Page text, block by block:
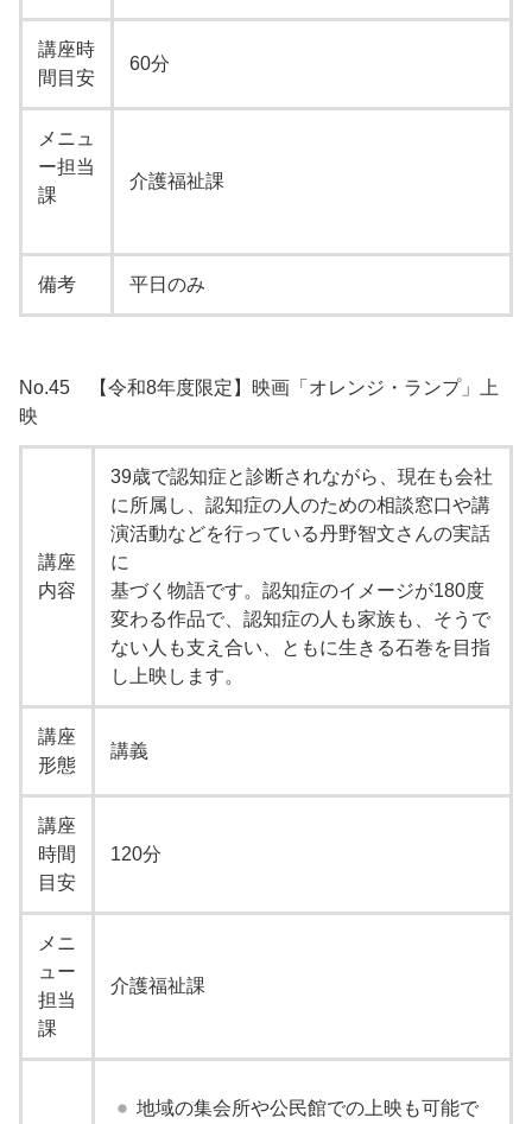
講座時
間目安
60分
メニュ
ー担当
課
介護福祉課
備考 平日のみ
No.45 【令和8年度限定】映画「オレンジ・ランプ」上
映
講座
内容
39歳で認知症と診断されながら、現在も会社
に所属し、認知症の人のための相談窓口や講
演活動などを行っている丹野智文さんの実話
に
基づく物語です。認知症のイメージが180度
変わる作品で、認知症の人も家族も、そうで
ない人も支え合い、ともに生きる石巻を目指
し上映します。
講座
形態
講義
講座
時間
目安
120分
メニ
ュー
担当
課
介護福祉課
地域の集会所や公民館での上映も可能で